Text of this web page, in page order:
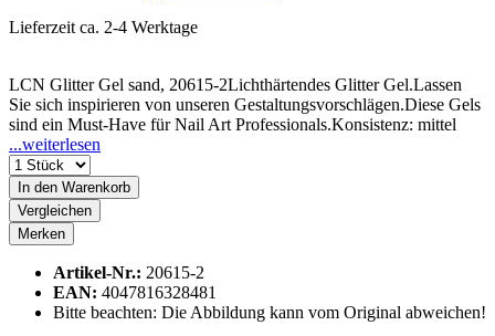
Lieferzeit ca. 2-4 Werktage
LCN Glitter Gel sand, 20615-2Lichthärtendes Glitter Gel.Lassen
Sie sich inspirieren von unseren Gestaltungsvorschlägen.Diese Gels
sind ein Must-Have für Nail Art Professionals.Konsistenz: mittel
...weiterlesen
In den Warenkorb
Vergleichen
Merken
Artikel-Nr.: 20615-2
EAN: 4047816328481
Bitte beachten: Die Abbildung kann vom Original abweichen!